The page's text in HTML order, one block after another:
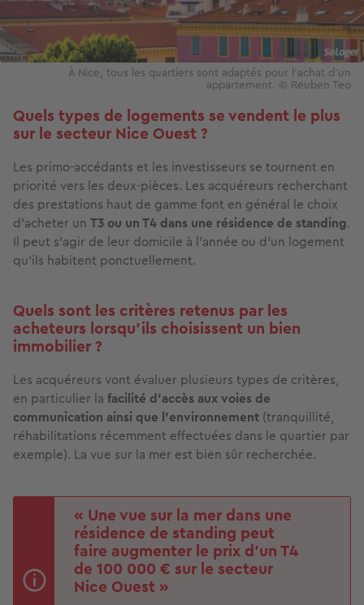
À Nice, tous les quartiers sont adaptés pour l’achat d’un
appartement. © Reuben Teo
Quels types de logements se vendent le plus
sur le secteur Nice Ouest ?
Les primo-accédants et les investisseurs se tournent en
priorité vers les deux-pièces. Les acquéreurs recherchant
des prestations haut de gamme font en général le choix
d’acheter un T3 ou un T4 dans une résidence de standing.
Il peut s’agir de leur domicile à l’année ou d’un logement
qu’ils habitent ponctuellement.
Quels sont les critères retenus par les
acheteurs lorsqu’ils choisissent un bien
immobilier ?
Les acquéreurs vont évaluer plusieurs types de critères,
en particulier la facilité d’accès aux voies de
communication ainsi que l’environnement (tranquillité,
réhabilitations récemment effectuées dans le quartier par
exemple). La vue sur la mer est bien sûr recherchée.
« Une vue sur la mer dans une
résidence de standing peut
faire augmenter le prix d’un T4
de 100 000 € sur le secteur
Nice Ouest »